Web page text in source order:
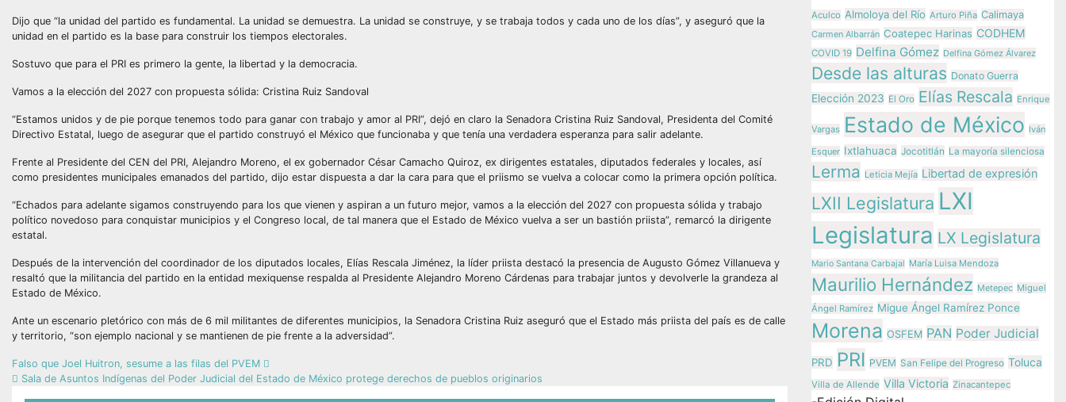
Dijo que “la unidad del partido es fundamental. La unidad se demuestra. La unidad se construye, y se trabaja todos y cada uno de los días”, y aseguró que la
unidad en el partido es la base para construir los tiempos electorales.
Sostuvo que para el PRI es primero la gente, la libertad y la democracia.
Vamos a la elección del 2027 con propuesta sólida: Cristina Ruiz Sandoval
“Estamos unidos y de pie porque tenemos todo para ganar con trabajo y amor al PRI”, dejó en claro la Senadora Cristina Ruiz Sandoval, Presidenta del Comité
Directivo Estatal, luego de asegurar que el partido construyó el México que funcionaba y que tenía una verdadera esperanza para salir adelante.
Frente al Presidente del CEN del PRI, Alejandro Moreno, el ex gobernador César Camacho Quiroz, ex dirigentes estatales, diputados federales y locales, así
como presidentes municipales emanados del partido, dijo estar dispuesta a dar la cara para que el priismo se vuelva a colocar como la primera opción política.
“Echados para adelante sigamos construyendo para los que vienen y aspiran a un futuro mejor, vamos a la elección del 2027 con propuesta sólida y trabajo
político novedoso para conquistar municipios y el Congreso local, de tal manera que el Estado de México vuelva a ser un bastión priista”, remarcó la dirigente
estatal.
Después de la intervención del coordinador de los diputados locales, Elías Rescala Jiménez, la líder priista destacó la presencia de Augusto Gómez Villanueva y
resaltó que la militancia del partido en la entidad mexiquense respalda al Presidente Alejandro Moreno Cárdenas para trabajar juntos y devolverle la grandeza al
Estado de México.
Ante un escenario pletórico con más de 6 mil militantes de diferentes municipios, la Senadora Cristina Ruiz aseguró que el Estado más priista del país es de calle
y territorio, “son ejemplo nacional y se mantienen de pie frente a la adversidad”.
Falso que Joel Huitron, sesume a las filas del PVEM
Sala de Asuntos Indígenas del Poder Judicial del Estado de México protege derechos de pueblos originarios
Aculco Almoloya del Río Arturo Piña Calimaya
Carmen Albarrán Coatepec Harinas CODHEM
COVID 19 Delfina Gómez Delfina Gómez Álvarez
Desde las alturas Donato Guerra
Elección 2023 El Oro Elías Rescala Enrique
Vargas Estado de México Iván
Esquer Ixtlahuaca Jocotitlán La mayoría silenciosa
Lerma Leticia Mejía Libertad de expresión
LXII Legislatura LXI
Legislatura LX Legislatura
Mario Santana Carbajal María Luisa Mendoza
Maurilio Hernández Metepec Miguel
Ángel Ramírez Migue Ángel Ramírez Ponce
Morena OSFEM PAN Poder Judicial
PRD PRI PVEM San Felipe del Progreso Toluca
Villa de Allende Villa Victoria Zinacantepec